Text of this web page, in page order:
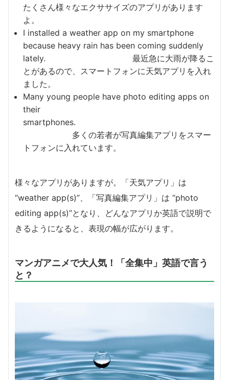
たくさん様々なエクササイズのアプリがあります
よ。
I installed a weather app on my smartphone
because heavy rain has been coming suddenly
lately. 最近急に大雨が降るこ
とがあるので、スマートフォンに天気アプリを入れ
ました。
Many young people have photo editing apps on
their
smartphones.
多くの若者が写真編集アプリをスマー
トフォンに入れています。
様々なアプリがありますが。「天気アプリ」は
“weather app(s)”、「写真編集アプリ」は “photo
editing app(s)”となり、どんなアプリか英語で説明で
きるようになると、表現の幅が広がります。
マンガアニメで大人気！「全集中」英語で言う
と？